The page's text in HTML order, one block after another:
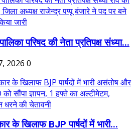
परिषद की नेता प्रतिपक्ष संध्या...
2026 0
के खिलाफ BJP पार्षदों में भारी...